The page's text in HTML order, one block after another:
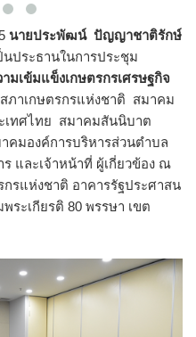
นายประพัฒน์ ปัญญาชาติรักษ์
นประธานในการประชุม
มเข้มแข็งเกษตรกรเศรษฐกิจ
ภาเกษตรกรแห่งชาติ สมาคม
เทศไทย สมาคมสันนิบาต
คมองค์การบริหารส่วนตำบล
และเจ้าหน้าที่ ผู้เกี่ยวข้อง ณ
รแห่งชาติ อาคารรัฐประศาสน
ระเกียรติ 80 พรรษา เขต